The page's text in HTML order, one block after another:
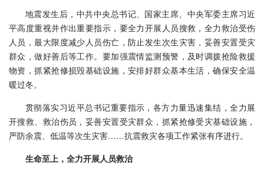
地震发生后，中共中央总书记、国家主席、中央军委主席习近
平高度重视并作出重要指示，要全力开展人员搜救，全力救治受伤
人员，最大限度减少人员伤亡，防止发生次生灾害，妥善安置受灾
群众，做好善后等工作。要加强震情监测预警，及时调拨抢险救援
物资，抓紧抢修损毁基础设施，安排好群众基本生活，确保安全温
暖过冬。
贯彻落实习近平总书记重要指示，各方力量迅速集结，全力展
开搜救、救治伤员，妥善安置受灾群众，抓紧抢修受灾基础设施，
严防余震、低温等次生灾害……抗震救灾各项工作紧张有序进行。
生命至上，全力开展人员救治